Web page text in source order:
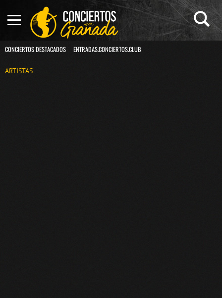
CONCIERTOS DESTACADOS ENTRADAS.CONCIERTOS.CLUB
ARTISTAS